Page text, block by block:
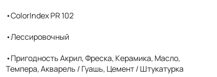
•ColorIndex PR 102
•Лессировочный
•Пригодность Акрил, Фреска, Керамика, Масло,
Темпера, Акварель / Гуашь, Цемент / Штукатурка